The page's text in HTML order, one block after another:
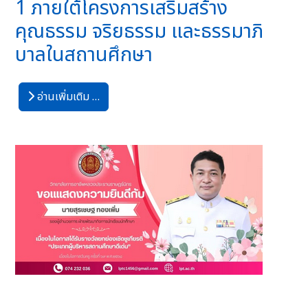
1 ภายใต้โครงการเสริมสร้าง
คุณธรรม จริยธรรม และธรรมาภิ
บาลในสถานศึกษา
อ่านเพิ่มเติม …